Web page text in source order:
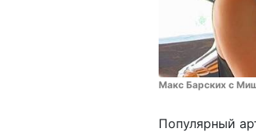
Макс Барских с
Популярный